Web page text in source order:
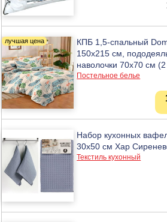
КПБ 1,5-спальный
150x215 см,
наволочки 70х70 см
Постельное белье
Набор кухонных
30х50 см Хар
Текстиль кухонный